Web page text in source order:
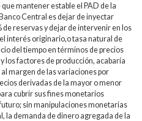
mantener estable el PAD de la
Central es dejar de inyectar
reservas y dejar de intervenir en los
interés originario,o tasa natural de
del tiempo en términos de precios
los factores de producción, acabaría
margen de las variaciones por
derivadas de la mayor o menor
cubrir sus fines monetarios
sin manipulaciones monetarias
la demanda de dinero agregada de la